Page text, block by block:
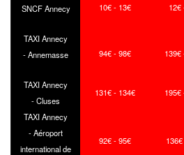
SNCF Annecy
10€ - 13€ 12€
TAXI Annecy
- Annemasse
94€ - 98€ 139€
TAXI Annecy
- Cluses
131€ - 134€ 195€
TAXI Annecy
- Aéroport
international de
92€ - 95€